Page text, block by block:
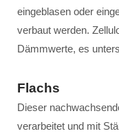
eingeblasen oder
verbaut werden.
Dämmwerte, es
Flachs
Dieser
verarbeitet und mit